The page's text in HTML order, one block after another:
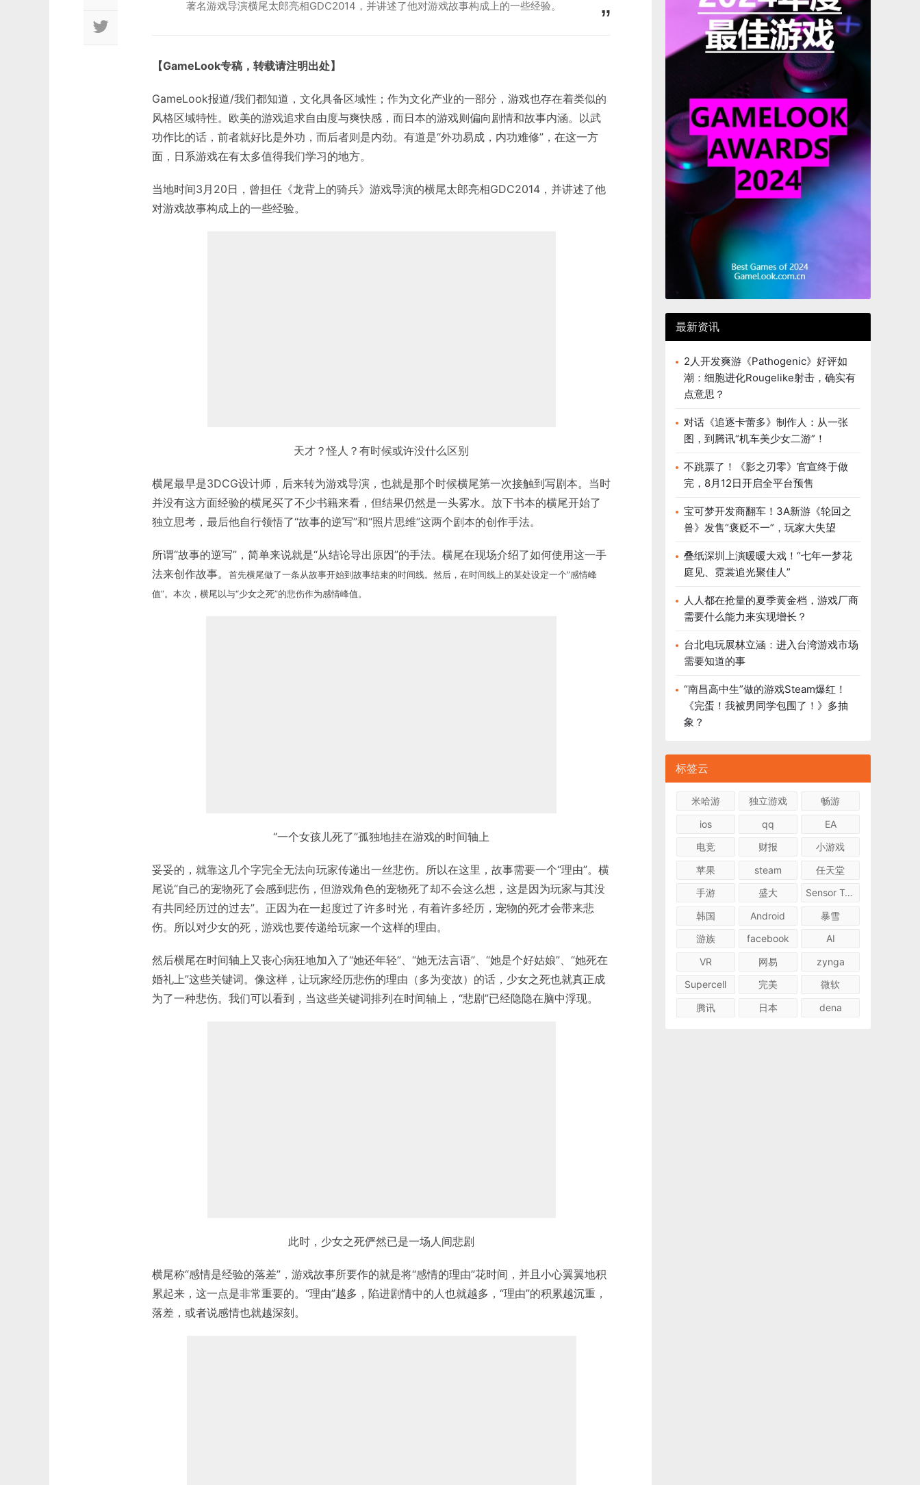
著名游戏导演横尾太郎亮相GDC2014，并讲述了他对游戏故事构成上的一些经验。
【GameLook专稿，转载请注明出处】
GameLook报道/我们都知道，文化具备区域性；作为文化产业的一部分，游戏也存在着类似的
风格区域特性。欧美的游戏追求自由度与爽快感，而日本的游戏则偏向剧情和故事内涵。以武
功作比的话，前者就好比是外功，而后者则是内劲。有道是“外功易成，内功难修”，在这一方
面，日系游戏在有太多值得我们学习的地方。
当地时间3月20日，曾担任《龙背上的骑兵》游戏导演的横尾太郎亮相GDC2014，并讲述了他
对游戏故事构成上的一些经验。
天才？怪人？有时候或许没什么区别
横尾最早是3DCG设计师，后来转为游戏导演，也就是那个时候横尾第一次接触到写剧本。当时
并没有这方面经验的横尾买了不少书籍来看，但结果仍然是一头雾水。放下书本的横尾开始了
独立思考，最后他自行领悟了“故事的逆写”和“照片思维”这两个剧本的创作手法。
所谓“故事的逆写”，简单来说就是“从结论导出原因”的手法。横尾在现场介绍了如何使用这一手
法来创作故事。
首先横尾做了一条从故事开始到故事结束的时间线。然后，在时间线上的某处设定一个”感情峰
值”。本次，横尾以与“少女之死”的悲伤作为感情峰值。
“一个女孩儿死了”孤独地挂在游戏的时间轴上
妥妥的，就靠这几个字完全无法向玩家传递出一丝悲伤。所以在这里，故事需要一个“理由”。横
尾说“自己的宠物死了会感到悲伤，但游戏角色的宠物死了却不会这么想，这是因为玩家与其没
有共同经历过的过去”。正因为在一起度过了许多时光，有着许多经历，宠物的死才会带来悲
伤。所以对少女的死，游戏也要传递给玩家一个这样的理由。
然后横尾在时间轴上又丧心病狂地加入了“她还年轻”、“她无法言语”、“她是个好姑娘”、“她死在
婚礼上”这些关键词。像这样，让玩家经历悲伤的理由（多为变故）的话，少女之死也就真正成
为了一种悲伤。我们可以看到，当这些关键词排列在时间轴上，“悲剧”已经隐隐在脑中浮现。
此时，少女之死俨然已是一场人间悲剧
横尾称“感情是经验的落差”，游戏故事所要作的就是将“感情的理由”花时间，并且小心翼翼地积
累起来，这一点是非常重要的。“理由”越多，陷进剧情中的人也就越多，“理由”的积累越沉重，
落差，或者说感情也就越深刻。
最新资讯
2人开发爽游《Pathogenic》好评如
潮：细胞进化Rougelike射击，确实有
点意思？
对话《追逐卡蕾多》制作人：从一张
图，到腾讯“机车美少女二游”！
不跳票了！《影之刃零》官宣终于做
完，8月12日开启全平台预售
宝可梦开发商翻车！3A新游《轮回之
兽》发售“褒贬不一”，玩家大失望
叠纸深圳上演暖暖大戏！“七年一梦花
庭见、霓裳追光聚佳人”
人人都在抢量的夏季黄金档，游戏厂商
需要什么能力来实现增长？
台北电玩展林立涵：进入台湾游戏市场
需要知道的事
“南昌高中生”做的游戏Steam爆红！
《完蛋！我被男同学包围了！》多抽
象？
标签云
米哈游 独立游戏
畅游
ios
qq
EA
电竞
财报
小游戏
苹果
steam
任天堂
手游
盛大
Sensor Tower
韩国
Android
暴雪
游族
facebook
AI
VR
网易
zynga
Supercell
完美
微软
腾讯
日本 dena